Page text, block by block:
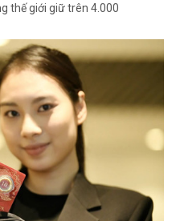
thế giới giữ trên 4.000